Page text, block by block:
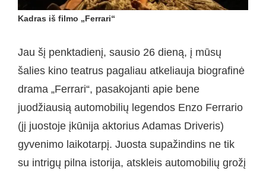
Kadras iš filmo „Ferrari“
Jau šį penktadienį, sausio 26 dieną, į mūsų
šalies kino teatrus pagaliau atkeliauja biografinė
drama „Ferrari“, pasakojanti apie bene
juodžiausią automobilių legendos Enzo Ferrario
(jį juostoje įkūnija aktorius Adamas Driveris)
gyvenimo laikotarpį. Juosta supažindins ne tik
su intrigų pilna istorija, atskleis automobilių grožį